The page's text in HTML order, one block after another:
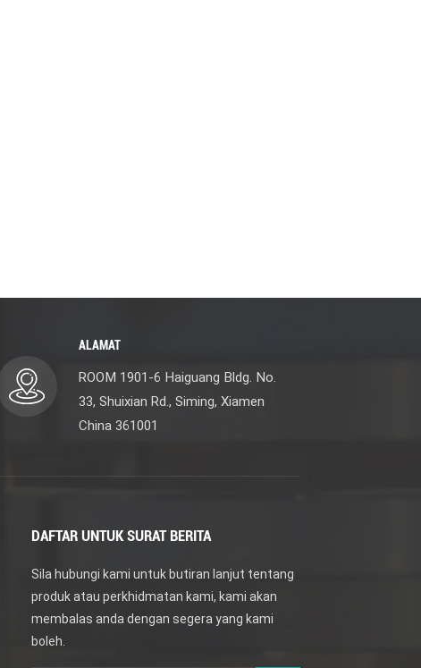
ALAMAT
ROOM 1901-6 Haiguang Bldg. No.
33, Shuixian Rd., Siming, Xiamen
China 361001
DAFTAR UNTUK SURAT BERITA
Sila hubungi kami untuk butiran lanjut tentang
produk atau perkhidmatan kami, kami akan
membalas anda dengan segera yang kami
boleh.